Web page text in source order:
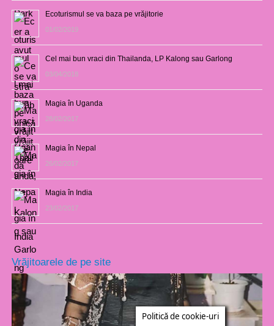
Ecoturismul se va baza pe vrăjitorie
01/02/2019
Cel mai bun vraci din Thailanda, LP Kalong sau Garlong
03/04/2018
Magia în Uganda
28/02/2017
Magia în Nepal
26/02/2017
Magia în India
23/02/2017
Vrăjitoarele de pe site
Politică de cookie-uri